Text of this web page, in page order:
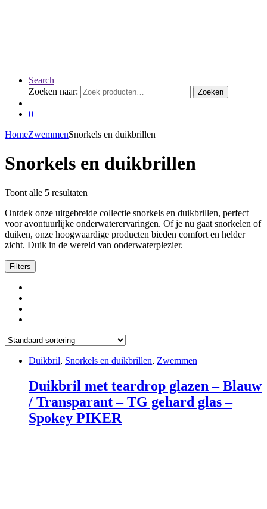
Search
Zoeken naar:
Zoeken
0
HomeZwemmenSnorkels en duikbrillen
Snorkels en duikbrillen
Toont alle 5 resultaten
Ontdek onze uitgebreide collectie snorkels en duikbrillen, perfect
voor avontuurlijke onderwaterervaringen. Of je nu gaat snorkelen of
duiken, onze hoogwaardige producten bieden comfort en helder
zicht. Duik in de wereld van onderwaterplezier.
Filters
Duikbril, Snorkels en duikbrillen, Zwemmen
Duikbril met teardrop glazen – Blauw
/ Transparant – TG gehard glas –
Spokey PIKER